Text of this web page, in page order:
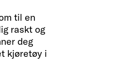
til en
raskt og
deg
kjøretøy i